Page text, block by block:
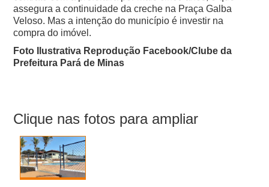
assegura a continuidade da creche na Praça Galba
Veloso. Mas a intenção do município é investir na
compra do imóvel.
Foto Ilustrativa Reprodução Facebook/Clube da
Prefeitura Pará de Minas
Clique nas fotos para ampliar